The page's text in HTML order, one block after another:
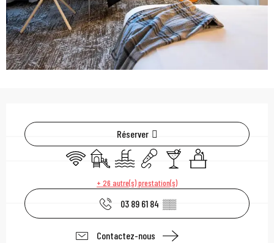
Ouverture et
Réserver
WiFi
Jeux pour enfants / Espace jeux
Piscine AnimationBar / BuvetteSéminaires
+ 26 autre(s) prestation(s)
03 89 61 84 ▒▒
Contactez-nous